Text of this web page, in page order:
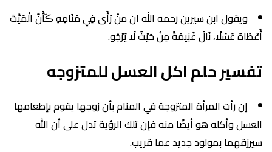
ويقول ابن سيرين رحمه الله ان منْ رَأَى فِي مَنَامِهِ ڪَأَنَّ الْمَيِّتَ
أَعْطَاهُ عَسَلًا، نَالَ غَنِيمَةً مِنْ حَيْثُ لَا يَرْجُو.
تفسير حلم اكل العسل للمتزوجه
إن رأت المرأة المتزوجة في المنام بأن زوجها يقوم بإطعامها
العسل وأكله هو أيضًا منه فإن تلك الرؤية تدل على أن الله
سيرزقهما بمولود جديد عما قريب.